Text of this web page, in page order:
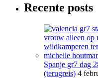
Recente posts
Spanje gr7 dag
(terugreis) 4